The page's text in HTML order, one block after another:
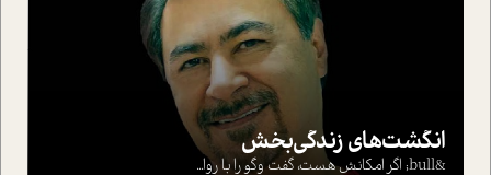
انگشت‌های‌ زندگی‌بخش
&bull; اگر امکانش هست، گفت وگو را با روا...